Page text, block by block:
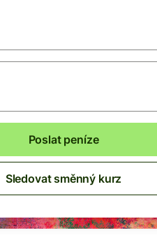
Poslat peníze
Sledovat směnný kurz